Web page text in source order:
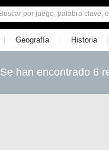
| Geografía | Historia |
Se han encontrado 6